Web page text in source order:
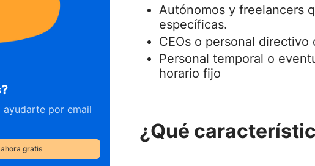
ayudarte por email
gratis
Autónomos y freelancers
específicas.
CEOs o personal directivo
Personal temporal o
horario fijo
¿Qué